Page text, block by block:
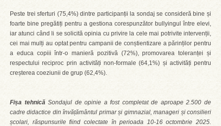
Peste trei sferturi (75,4%) dintre participanții la sondaj se consideră bine și
foarte bine pregătiți pentru a gestiona corespunzător bullyingul între elevi,
iar atunci când li se solicită opinia cu privire la cele mai potrivite intervenții,
cei mai mulți au optat pentru campanii de conștientizare a părinților pentru
a educa copiii într-o manieră pozitivă (72%), promovarea toleranței și
respectului reciproc prin activități non-formale (64,1%) și activități pentru
creșterea coeziunii de grup (62,4%).
Fișa tehnică Sondajul de opinie a fost completat de aproape 2.500 de
cadre didactice din învățământul primar și gimnazial, manageri și consilieri
școlari, răspunsurile fiind colectate în perioada 10-16 octombrie 2025.